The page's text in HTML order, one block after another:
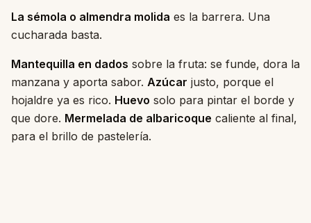
La sémola o almendra molida es la barrera. Una
cucharada basta.
Mantequilla en dados sobre la fruta: se funde, dora la
manzana y aporta sabor. Azúcar justo, porque el
hojaldre ya es rico. Huevo solo para pintar el borde y
que dore. Mermelada de albaricoque caliente al final,
para el brillo de pastelería.